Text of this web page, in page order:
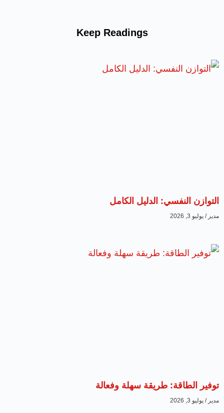
Keep Readings
التوازن النفسي: الدليل الكامل
مدير يوليو 3, 2026
توفير الطاقة: طريقة سهلة وفعالة
مدير يوليو 3, 2026